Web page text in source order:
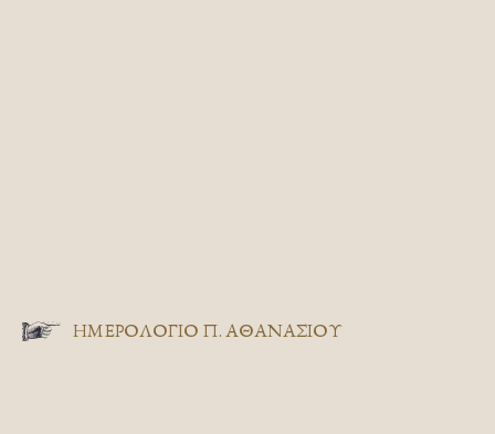
ΗΜΕΡΟΛΟΓΙΟ Π. ΑΘΑΝΑΣΙΟΥ